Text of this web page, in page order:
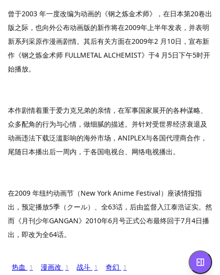
曾于2003 年一度改编为动画的《钢之炼金术师》，在日本第20卷出
版之际，也向外公布动画版的新作将在2009年上半年发表，并表明
新系列采原作漫画剧情。其后有关方面在2009年2 月10日，宣布新
作《钢之炼金术师 FULLMETAL ALCHEMIST》于4 月5日下午5时开
始播放。
本作剧情着重于爱力克兄弟的亲情，在军事国家展开的各种谋略、
众多配角的行为与心情，做细腻的描述。并针对受世界经济衰退及
动画违法下载泛滥影响的海外市场，ANIPLEX与各国代理商合作，
尾随日本播出后一周内，于各国电视台、网络电视播出。
在2009 年纽约动画节（New York Anime Festival）座谈情报指
出，预定播放5季（クール）、全63话，后由监督入江泰浩证实。然
而《月刊少年GANGAN》2010年6月号正式公布最终回于7月4日播
出，即改为全64话。
热血 1 漫画改 1 战斗 1 奇幻 1